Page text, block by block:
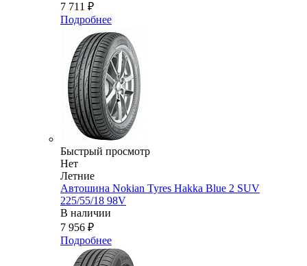
7 711 ₽
Подробнее
Быстрый просмотр
Нет
Летние
Автошина Nokian Tyres Hakka Blue 2 SUV
225/55/18 98V
В наличии
7 956 ₽
Подробнее